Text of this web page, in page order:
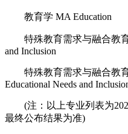
教育学 MA Education
特殊教育需求与融合教育
and Inclusion
特殊教育需求与融合教育
Educational Needs and
(注：以上专业列表为
最终公布结果为准)